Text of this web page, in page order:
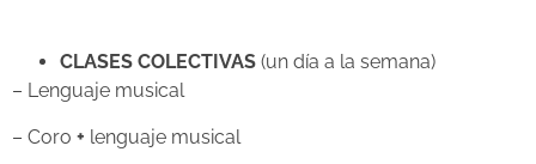
CLASES COLECTIVAS (un día a la semana)
– Lenguaje musical
– Coro + lenguaje musical